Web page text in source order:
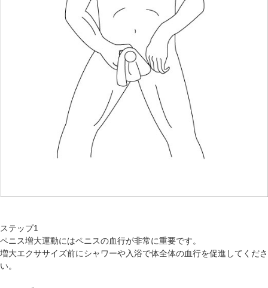
ステップ1
ペニス増大運動にはペニスの血行が非常に重要です。
増大エクササイズ前にシャワーや入浴で体全体の血行を促進してくださ
い。